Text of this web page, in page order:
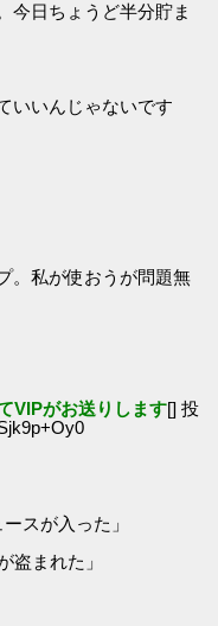
今日ちょうど半分貯ま
いいんじゃないです
。私が使おうが問題無
VIPがお送りします[] 投
スが入った」
盗まれた」